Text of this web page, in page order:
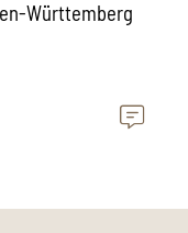
Württemberg